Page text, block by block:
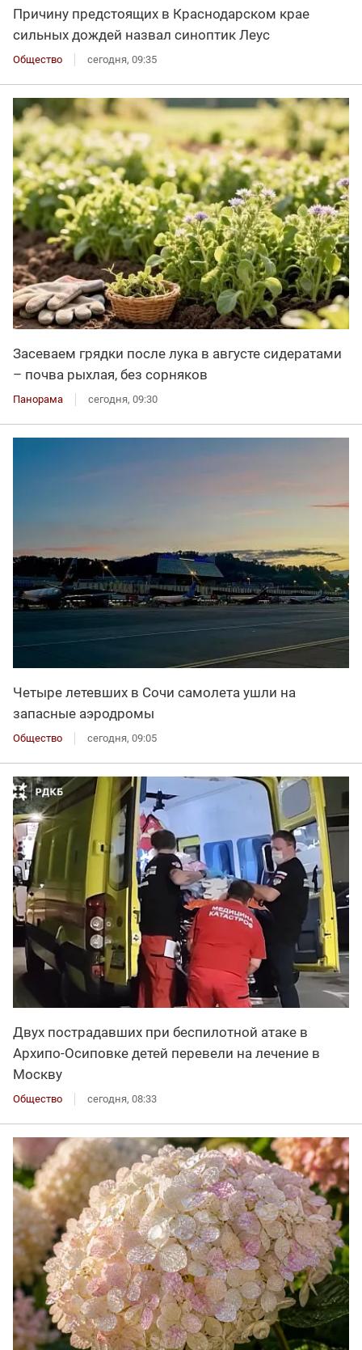
Причину предстоящих в Краснодарском крае
сильных дождей назвал синоптик Леус
Общество сегодня, 09:35
Засеваем грядки после лука в августе сидератами
– почва рыхлая, без сорняков
Панорама сегодня, 09:30
Четыре летевших в Сочи самолета ушли на
запасные аэродромы
Общество сегодня, 09:05
Двух пострадавших при беспилотной атаке в
Архипо-Осиповке детей перевели на лечение в
Москву
Общество сегодня, 08:33